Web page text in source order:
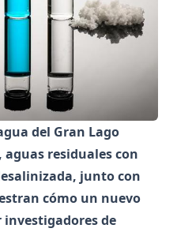
del Gran Lago
residuales con
junto con
cómo un nuevo
de